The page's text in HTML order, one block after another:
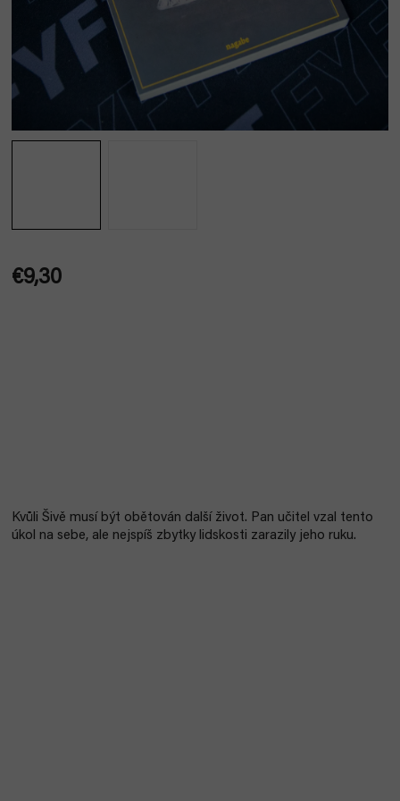
€9,30
Kvůli Šivě musí být obětován další život. Pan učitel vzal tento
úkol na sebe, ale nejspíš zbytky lidskosti zarazily jeho ruku.